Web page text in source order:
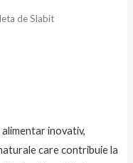
de Slabit
inovativ,
care contribuie la